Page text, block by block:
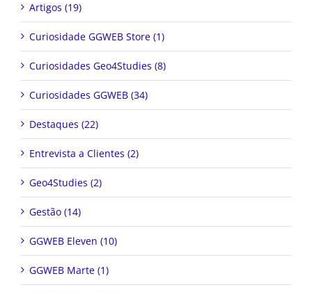
Artigos (19)
Curiosidade GGWEB Store (1)
Curiosidades Geo4Studies (8)
Curiosidades GGWEB (34)
Destaques (22)
Entrevista a Clientes (2)
Geo4Studies (2)
Gestão (14)
GGWEB Eleven (10)
GGWEB Marte (1)